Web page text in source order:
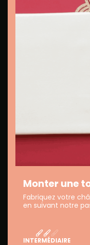
Monter une
Fabriquez votre
en suivant notre
INTERMÉDIAIRE